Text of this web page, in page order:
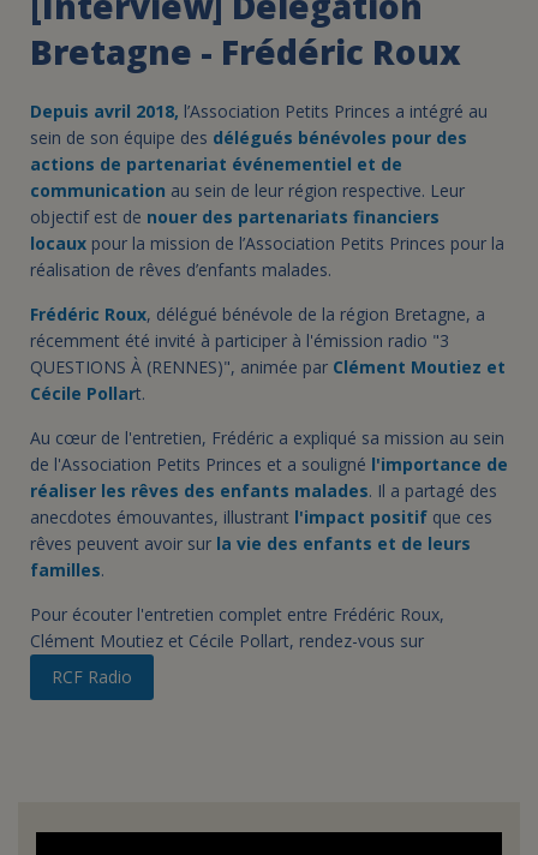
Bretagne - Frédéric Roux
Depuis avril 2018, l’Association Petits Princes a intégré au
sein de son équipe des délégués bénévoles pour des
actions de partenariat événementiel et de
communication au sein de leur région respective. Leur
objectif est de nouer des partenariats financiers
locaux pour la mission de l’Association Petits Princes pour la
réalisation de rêves d’enfants malades.
Frédéric Roux, délégué bénévole de la région Bretagne, a
récemment été invité à participer à l'émission radio "3
QUESTIONS À (RENNES)", animée par Clément Moutiez et
Cécile Pollart.
Au cœur de l'entretien, Frédéric a expliqué sa mission au sein
de l'Association Petits Princes et a souligné l'importance de
réaliser les rêves des enfants malades. Il a partagé des
anecdotes émouvantes, illustrant l'impact positif que ces
rêves peuvent avoir sur la vie des enfants et de leurs
familles.
Pour écouter l'entretien complet entre Frédéric Roux,
Clément Moutiez et Cécile Pollart, rendez-vous sur
RCF Radio